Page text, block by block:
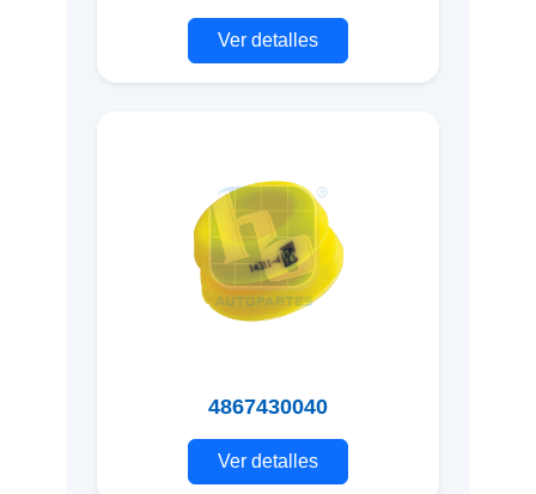
Ver detalles
4867430040
Ver detalles